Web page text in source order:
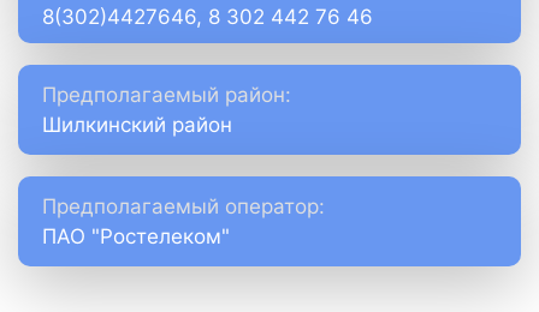
8(302)4427646, 8 302 442 76 46
Предполагаемый район:
Шилкинский район
Предполагаемый оператор:
ПАО "Ростелеком"